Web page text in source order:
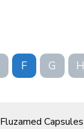
F G H
Fluzamed Capsules